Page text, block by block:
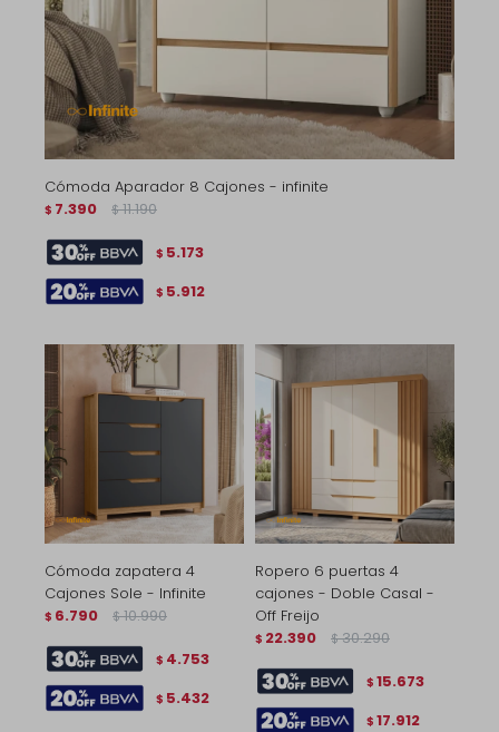
Cómoda Aparador 8 Cajones - infinite
$ 7.390 $ 11.190
$ 5.173
$ 5.912
Cómoda zapatera 4
Cajones Sole - Infinite
$ 6.790 $ 10.990
$ 4.753
$ 5.432
Ropero 6 puertas 4
cajones - Doble Casal -
Off Freijo
$ 22.390 $ 30.290
$ 15.673
$ 17.912